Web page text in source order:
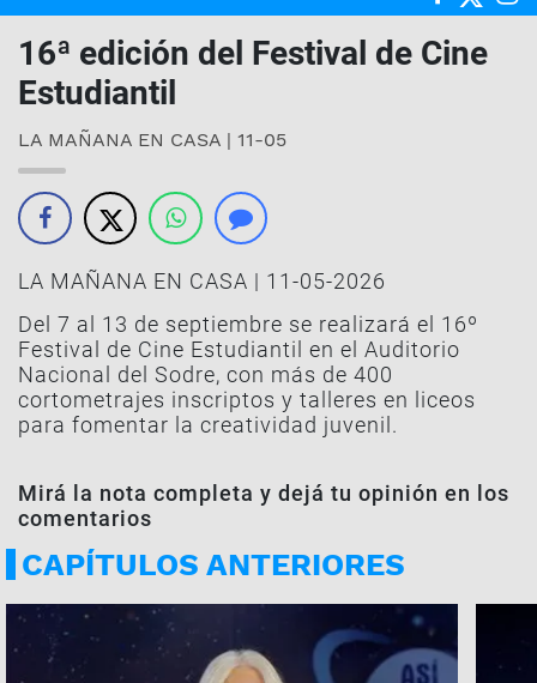
16ª edición del Festival de Cine
Estudiantil
LA MAÑANA EN CASA | 11-05
LA MAÑANA EN CASA | 11-05-2026
Del 7 al 13 de septiembre se realizará el 16º
Festival de Cine Estudiantil en el Auditorio
Nacional del Sodre, con más de 400
cortometrajes inscriptos y talleres en liceos
para fomentar la creatividad juvenil.
Mirá la nota completa y dejá tu opinión en los
comentarios
CAPÍTULOS ANTERIORES